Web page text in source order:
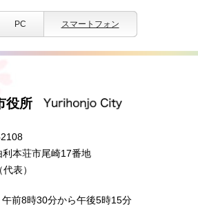
PC スマートフォン
役所
本荘市尾崎17番地
表）
前8時30分から午後5時15分